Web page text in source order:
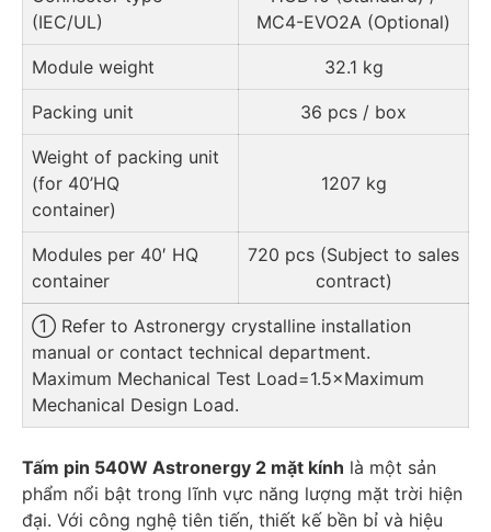
(IEC/UL)
MC4-EVO2A (Optional)
Module weight 32.1 kg
Packing unit 36 pcs / box
Weight of packing unit
(for 40’HQ
container)
1207 kg
Modules per 40′ HQ
container
720 pcs (Subject to sales
contract)
① Refer to Astronergy crystalline installation
manual or contact technical department.
Maximum Mechanical Test Load=1.5×Maximum
Mechanical Design Load.
Tấm pin 540W Astronergy 2 mặt kính là một sản
phẩm nổi bật trong lĩnh vực năng lượng mặt trời hiện
đại. Với công nghệ tiên tiến, thiết kế bền bỉ và hiệu